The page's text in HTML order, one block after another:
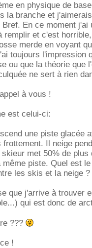
en physique de
la branche et
En ce moment j'ai
remplir et c'est
merde en voyant
toujours l'impression
ou que la théorie que
ne sert à rien
à vous !
est celui-ci:
une piste glacée
frottement. Il neige
skieur met 50% de plus
même piste. Quel est
les skis et la neige ?
que j'arrive à trouver
qui est donc de
???
!